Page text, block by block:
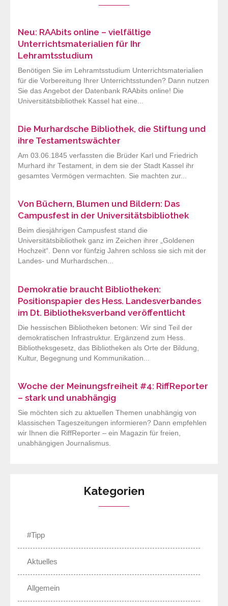
Neu: RAAbits online – vielfältige
Unterrichtsmaterialien für Ihr
Lehramtsstudium
Benötigen Sie im Lehramtsstudium Unterrichtsmaterialien
für die Vorbereitung Ihrer Unterrichtsstunden? Dann nutzen
Sie das Angebot der Datenbank RAAbits online! Die
Universitätsbibliothek Kassel hat eine...
Die Murhardsche Bibliothek, die Stiftung und
ihre Testamentswächter
Am 03.06.1845 verfassten die Brüder Karl und Friedrich
Murhard ihr Testament, in dem sie der Stadt Kassel ihr
gesamtes Vermögen vermachten. Sie machten zur...
Von Büchern, Blumen und Bildern: Das
Campusfest in der Universitätsbibliothek
Beim diesjährigen Campusfest stand die
Universitätsbibliothek ganz im Zeichen ihrer „Goldenen
Hochzeit“. Denn vor fünfzig Jahren schloss sie sich mit der
Landes- und Murhardschen...
Demokratie braucht Bibliotheken:
Positionspapier des Hess. Landesverbandes
im Dt. Bibliotheksverband veröffentlicht
Die hessischen Bibliotheken betonen: Wir sind Teil der
demokratischen Infrastruktur. Ergänzend zum Hess.
Bibliotheksgesetz, das Bibliotheken als Orte der Bildung,
Kultur, Begegnung und Kommunikation...
Woche der Meinungsfreiheit #4: RiffReporter
– stark und unabhängig
Sie möchten sich zu aktuellen Themen unabhängig von
klassischen Tageszeitungen informieren? Dann empfehlen
wir Ihnen die RiffReporter – ein Magazin für freien,
unabhängigen Journalismus.
Kategorien
#Tipp
Aktuelles
Allgemein